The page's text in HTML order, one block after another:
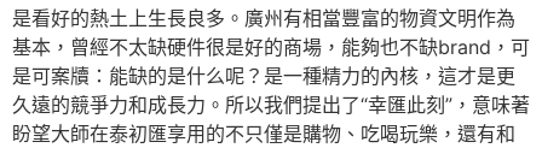
是看好的熱土上生長良多。廣州有相當豐富的物資文明作為
基本，曾經不太缺硬件很是好的商場，能夠也不缺brand，可
是可案牘：能缺的是什么呢？是一種精力的內核，這才是更
久遠的競爭力和成長力。所以我們提出了“幸匯此刻”，意味著
盼望大師在泰初匯享用的不只僅是購物、吃喝玩樂，還有和